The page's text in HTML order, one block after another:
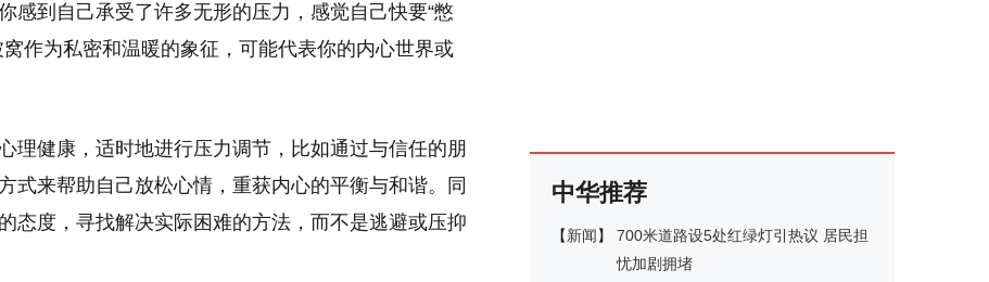
感到自己承受了许多无形的压力，感觉自己快要“憋
作为私密和温暖的象征，可能代表你的内心世界或
理健康，适时地进行压力调节，比如通过与信任的朋
式来帮助自己放松心情，重获内心的平衡与和谐。同
态度，寻找解决实际困难的方法，而不是逃避或压抑
中华推荐
【新闻】
700米道路设5处红绿灯引热议 居民担
忧加剧拥堵